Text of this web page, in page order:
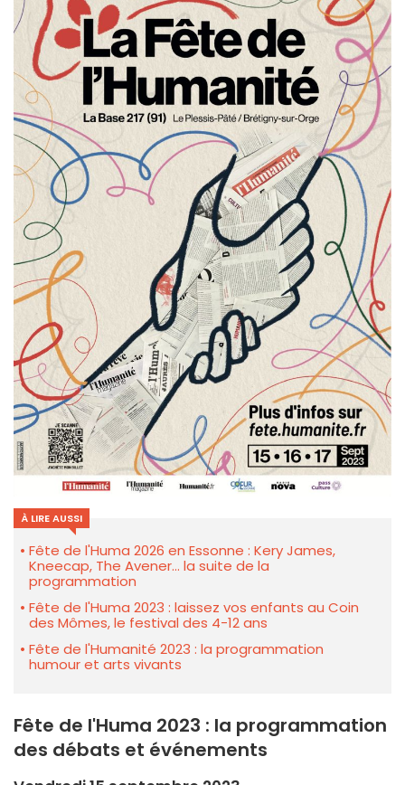
À LIRE AUSSI
Fête de l'Huma 2026 en Essonne : Kery James,
Kneecap, The Avener... la suite de la
programmation
Fête de l'Huma 2023 : laissez vos enfants au Coin
des Mômes, le festival des 4-12 ans
Fête de l'Humanité 2023 : la programmation
humour et arts vivants
Fête de l'Huma 2023 : la programmation
des débats et événements